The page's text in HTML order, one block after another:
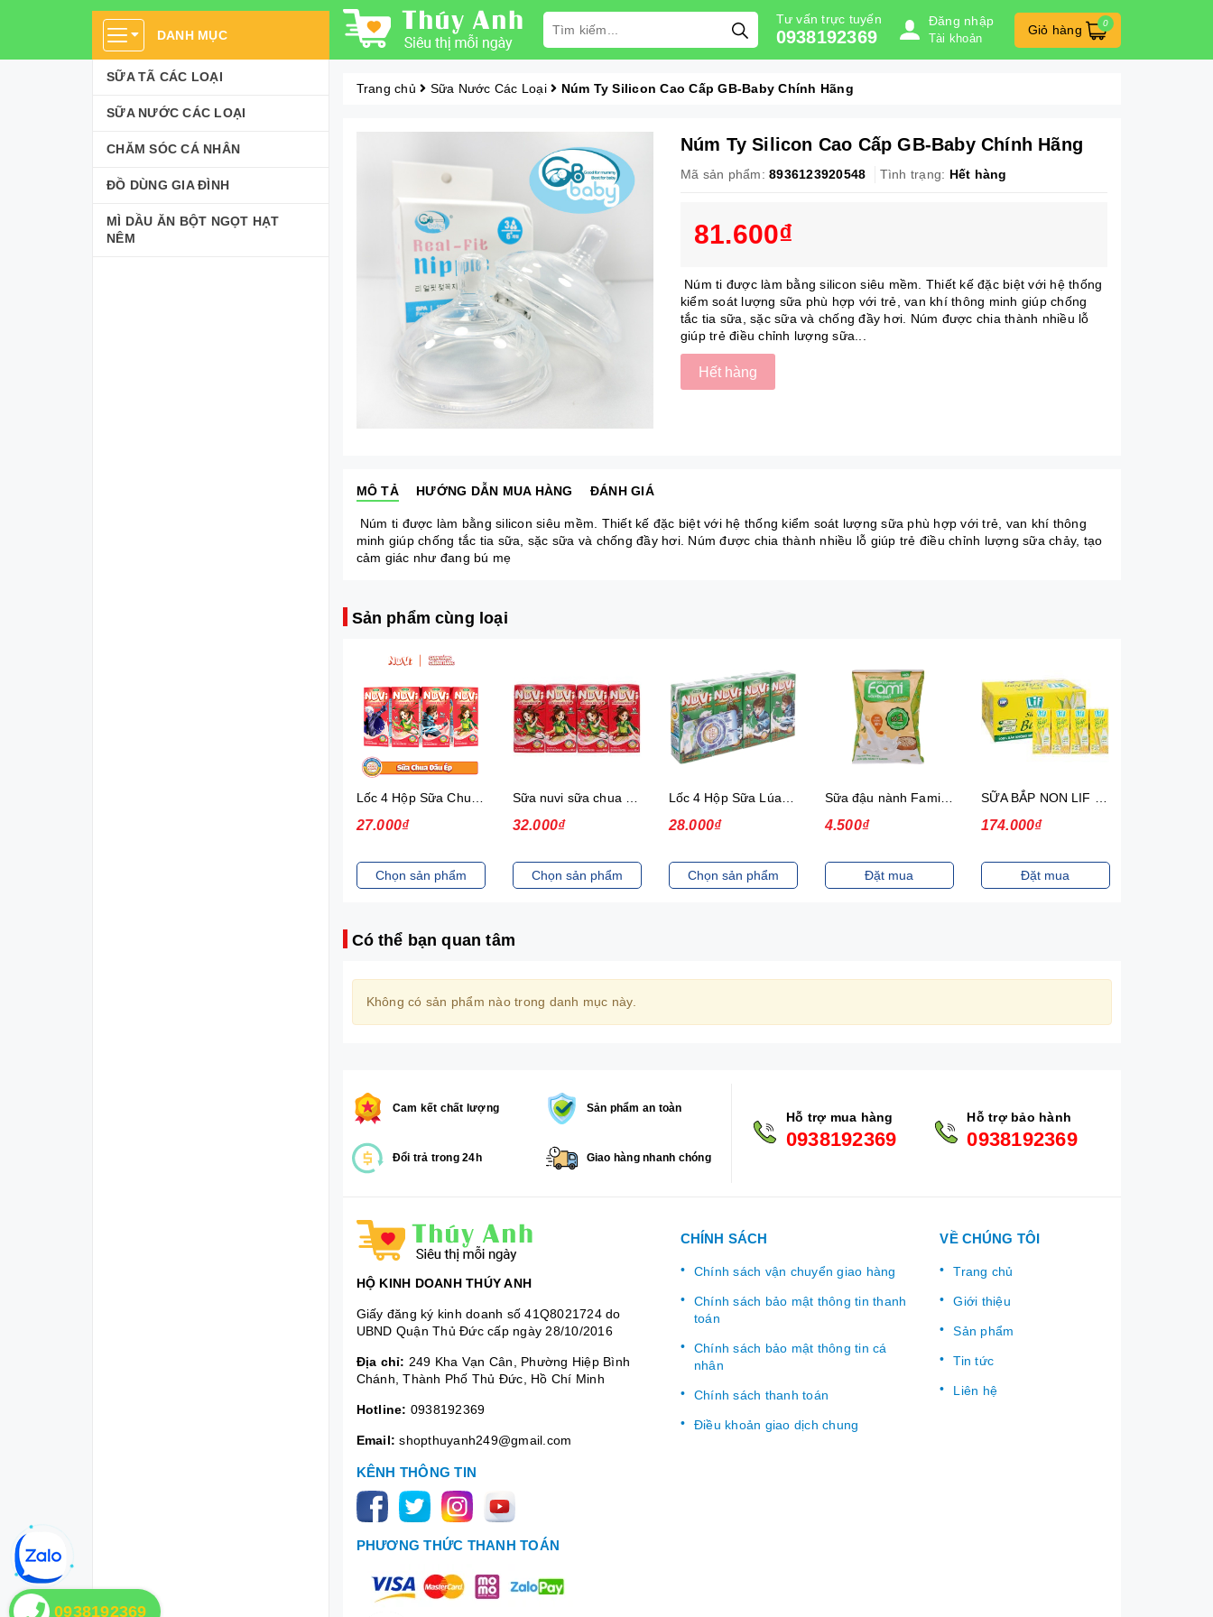
DANH MỤC
SỮA TÃ CÁC LOẠI
SỮA NƯỚC CÁC LOẠI
CHĂM SÓC CÁ NHÂN
ĐỒ DÙNG GIA ĐÌNH
MÌ DẦU ĂN BỘT NGỌT HẠT
NÊM
Tư vấn trực tuyến
0938192369
Đăng nhập
Tài khoản
Giỏ hàng 0
Trang chủ Sữa Nước Các Loại Núm Ty Silicon Cao Cấp GB-Baby Chính Hãng
Núm Ty Silicon Cao Cấp GB-Baby Chính Hãng
Mã sản phẩm: 8936123920548 Tình trạng: Hết hàng
81.600₫
Núm ti được làm bằng silicon siêu mềm. Thiết kế đặc biệt với hệ thống
kiểm soát lượng sữa phù hợp với trẻ, van khí thông minh giúp chống
tắc tia sữa, sặc sữa và chống đầy hơi. Núm được chia thành nhiều lỗ
giúp trẻ điều chỉnh lượng sữa...
Hết hàng
MÔ TẢ HƯỚNG DẪN MUA HÀNG ĐÁNH GIÁ
Núm ti được làm bằng silicon siêu mềm. Thiết kế đặc biệt với hệ thống kiểm soát lượng sữa phù hợp với trẻ, van khí thông
minh giúp chống tắc tia sữa, sặc sữa và chống đầy hơi. Núm được chia thành nhiều lỗ giúp trẻ điều chỉnh lượng sữa chảy, tạo
cảm giác như đang bú mẹ
Sản phẩm cùng loại
27.000₫
Chọn sản phẩm
32.000₫
Chọn sản phẩm
28.000₫
Chọn sản phẩm
Sữa đậu nành Fami Nguyên chất Có đường Bịch 200ml 40 Bịch/Thùng
4.500₫
Đặt mua
174.000₫
Đặt mua
Có thể bạn quan tâm
Không có sản phẩm nào trong danh mục này.
Cam kết chất lượng Sản phẩm an toàn
Đổi trả trong 24h Giao hàng nhanh chóng
Hỗ trợ mua hàng
0938192369
Hỗ trợ bảo hành
0938192369
HỘ KINH DOANH THÚY ANH
Giấy đăng ký kinh doanh số 41Q8021724 do
UBND Quận Thủ Đức cấp ngày 28/10/2016
Địa chỉ: 249 Kha Vạn Cân, Phường Hiệp Bình
Chánh, Thành Phố Thủ Đức, Hồ Chí Minh
Hotline: 0938192369
Email: shopthuyanh249@gmail.com
KÊNH THÔNG TIN
PHƯƠNG THỨC THANH TOÁN
CHÍNH SÁCH
Chính sách vận chuyển giao hàng
Chính sách bảo mật thông tin thanh
toán
Chính sách bảo mật thông tin cá
nhân
Chính sách thanh toán
Điều khoản giao dịch chung
VỀ CHÚNG TÔI
Trang chủ
Giới thiệu
Sản phẩm
Tin tức
Liên hệ
0938192369